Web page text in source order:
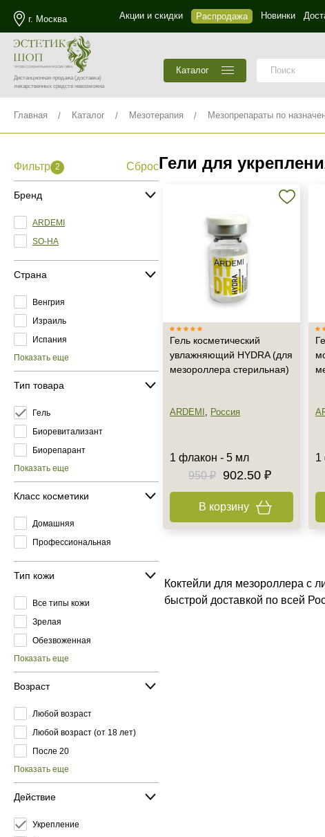
г. Москва Акции и скидки Распродажа Новинки
Дистанционная продажа(доставка)
лекарственных средств невозможна
Каталог
Главная Каталог Мезотерапия Мезопрепараты по
Фильтр 2 Сброс
Бренд
ARDEMI
SO-HA
Страна
Венгрия
Израиль
Испания
Показать еще
Тип товара
Гель
Биоревитализант
Биорепарант
Показать еще
Класс косметики
Домашняя
Профессиональная
Тип кожи
Все типы кожи
Зрелая
Обезвоженная
Показать еще
Возраст
Любой возраст
Любой возраст (от 18 лет)
После 20
Показать еще
Действие
Укрепление
Гели для
Гель косметический
увлажняющий HYDRA (для
мезороллера стерильная)
ARDEMI , Россия
1 флакон - 5 мл
950 ₽ 902.50 ₽
В корзину
1
Коктейли для мезороллера с
быстрой доставкой по всей